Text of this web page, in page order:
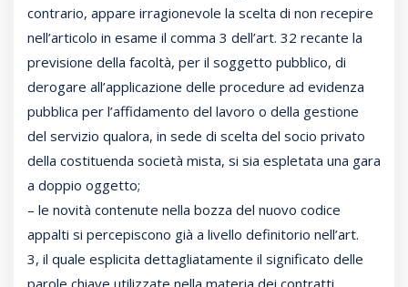
contrario, appare irragionevole la scelta di non recepire
nell’articolo in esame il comma 3 dell’art. 32 recante la
previsione della facoltà, per il soggetto pubblico, di
derogare all’applicazione delle procedure ad evidenza
pubblica per l’affidamento del lavoro o della gestione
del servizio qualora, in sede di scelta del socio privato
della costituenda società mista, si sia espletata una gara
a doppio oggetto;
– le novità contenute nella bozza del nuovo codice
appalti si percepiscono già a livello definitorio nell’art.
3, il quale esplicita dettagliatamente il significato delle
parole chiave utilizzate nella materia dei contratti